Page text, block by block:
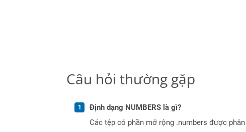
Câu hỏi thường gặp
Định dạng NUMBERS là gì?
Các tệp có phần mở rộng .numbers được